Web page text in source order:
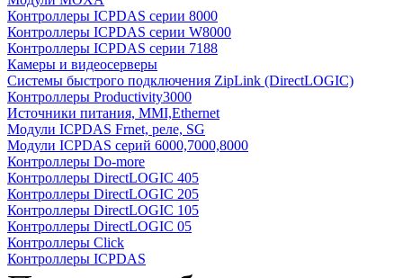
Контроллеры ICPDAS серии 8000
Контроллеры ICPDAS серии W8000
Контроллеры ICPDAS серии 7188
Камеры и видеосерверы
Системы быстрого подключения ZipLink (DirectLOGIC)
Контроллеры Productivity3000
Источники питания, MMI,Ethernet
Модули ICPDAS Frnet, реле, SG
Модули ICPDAS серий 6000,7000,8000
Контроллеры Do-more
Контроллеры DirectLOGIC 405
Контроллеры DirectLOGIC 205
Контроллеры DirectLOGIC 105
Контроллеры DirectLOGIC 05
Контроллеры Click
Контроллеры ICPDAS